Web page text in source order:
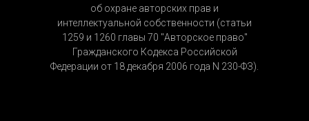
об охране авторских прав и
интеллектуальной собственности (статьи
1259 и 1260 главы 70 "Авторское право"
Гражданского Кодекса Российской
Федерации от 18 декабря 2006 года N 230-ФЗ).